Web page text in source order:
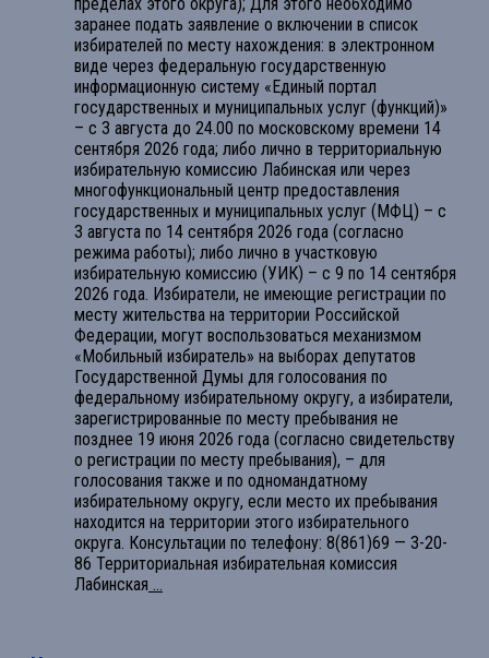
заранее подать заявление о включении в список
избирателей по месту нахождения: в электронном
виде через федеральную государственную
информационную систему «Единый портал
государственных и муниципальных услуг (функций)»
– с 3 августа до 24.00 по московскому времени 14
сентября 2026 года; либо лично в территориальную
избирательную комиссию Лабинская или через
многофункциональный центр предоставления
государственных и муниципальных услуг (МФЦ) – с
3 августа по 14 сентября 2026 года (согласно
режима работы); либо лично в участковую
избирательную комиссию (УИК) – с 9 по 14 сентября
2026 года. Избиратели, не имеющие регистрации по
месту жительства на территории Российской
Федерации, могут воспользоваться механизмом
«Мобильный избиратель» на выборах депутатов
Государственной Думы для голосования по
федеральному избирательному округу, а избиратели,
зарегистрированные по месту пребывания не
позднее 19 июня 2026 года (согласно свидетельству
о регистрации по месту пребывания), – для
голосования также и по одномандатному
избирательному округу, если место их пребывания
находится на территории этого избирательного
округа. Консультации по телефону: 8(861)69 — 3-20-
86 Территориальная избирательная комиссия
Лабинская ...